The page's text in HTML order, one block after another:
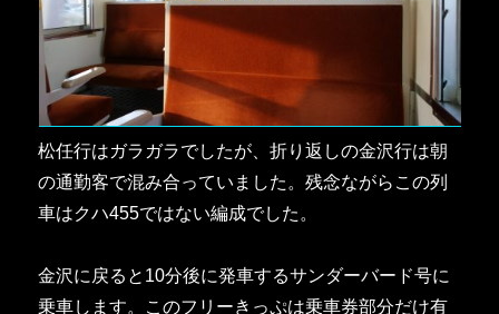
松任行はガラガラでしたが、折り返しの金沢行は朝
の通勤客で混み合っていました。残念ながらこの列
車はクハ455ではない編成でした。
金沢に戻ると10分後に発車するサンダーバード号に
乗車します。このフリーきっぷは乗車券部分だけ有